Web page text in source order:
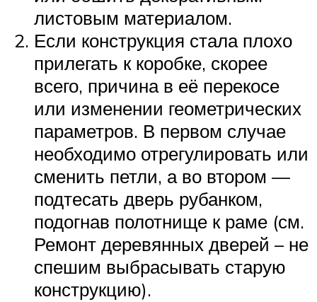
листовым материалом.
Если конструкция стала плохо
прилегать к коробке, скорее
всего, причина в её перекосе
или изменении геометрических
параметров. В первом случае
необходимо отрегулировать или
сменить петли, а во втором —
подтесать дверь рубанком,
подогнав полотнище к раме (см.
Ремонт деревянных дверей – не
спешим выбрасывать старую
конструкцию).